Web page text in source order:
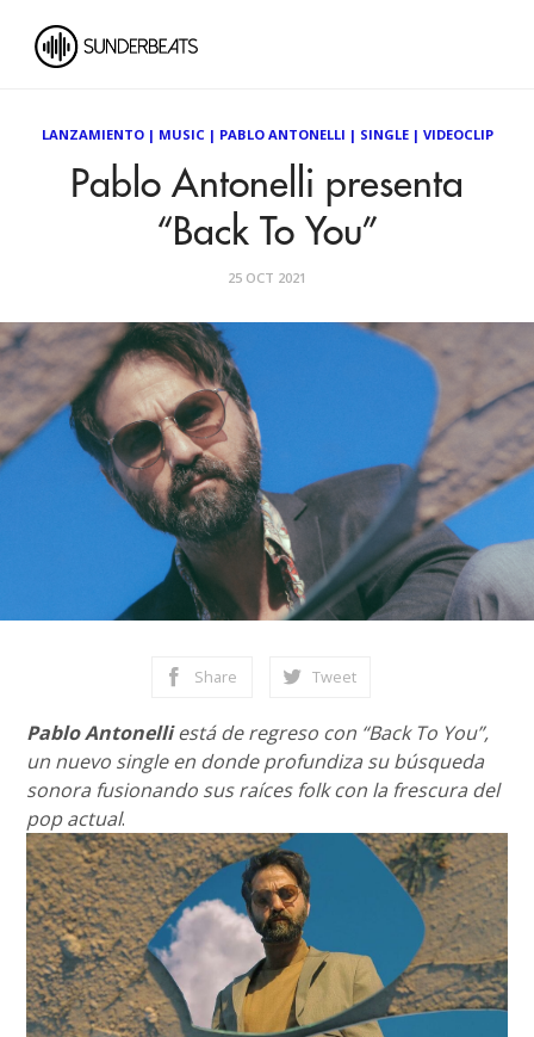
LANZAMIENTO| MUSIC| PABLO ANTONELLI | SINGLE| VIDEOCLIP
Pablo Antonelli presenta
“Back To You”
25 OCT 2021
Share Tweet
Pablo Antonelli está de regreso con “Back To You”,
un nuevo single en donde profundiza su búsqueda
sonora fusionando sus raíces folk con la frescura del
pop actual.